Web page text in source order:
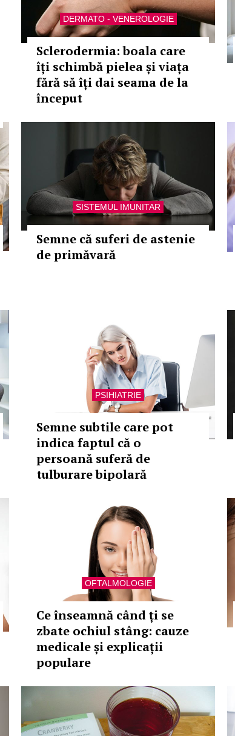
DERMATO - VENEROLOGIE
Sclerodermia: boala care
îți schimbă pielea și viața
fără să îți dai seama de la
început
SISTEMUL IMUNITAR
Semne că suferi de astenie
de primăvară
PSIHIATRIE
Semne subtile care pot
indica faptul că o
persoană suferă de
tulburare bipolară
OFTALMOLOGIE
Ce înseamnă când ți se
zbate ochiul stâng: cauze
medicale și explicații
populare